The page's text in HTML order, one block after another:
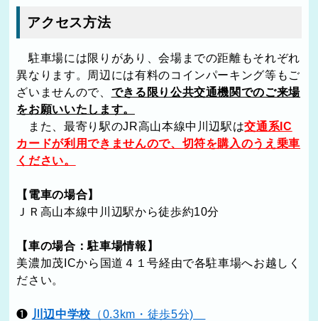
アクセス方法
駐車場には限りがあり、会場までの距離もそれぞれ
異なります。周辺には有料のコインパーキング等もご
ざいませんので、 できる限り公共交通機関でのご来場
をお願いいたします。
また、最寄り駅のJR高山本線中川辺駅は交通系IC
カードが利用できませんので、切符を購入のうえ乗車
ください。
【電車の場合】
ＪＲ高山本線中川辺駅から徒歩約10分
【車の場合：駐車場情報】
美濃加茂ICから国道４１号経由で各駐車場へお越しく
ださい。
❶ 川辺中学校 （0.3km・徒歩5分)